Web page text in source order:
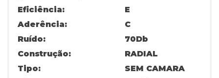
Eficiência:
E
Aderência:
C
Ruído:
70Db
Construção:
RADIAL
Tipo:
SEM CAMARA